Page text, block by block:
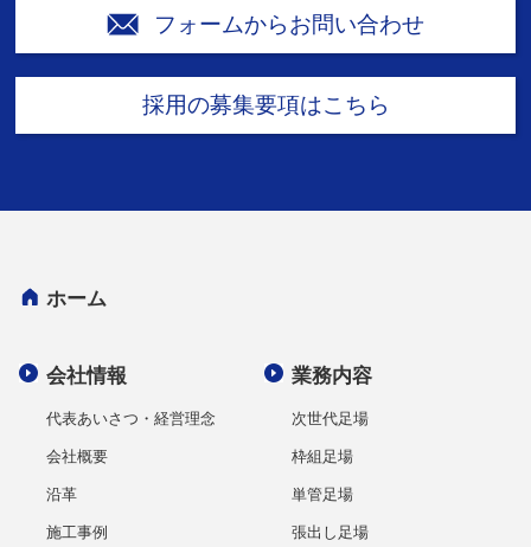
フォームからお問い合わせ
採用の募集要項はこちら
ホーム
会社情報
代表あいさつ・経営理念
会社概要
沿革
施工事例
業務内容
次世代足場
枠組足場
単管足場
張出し足場